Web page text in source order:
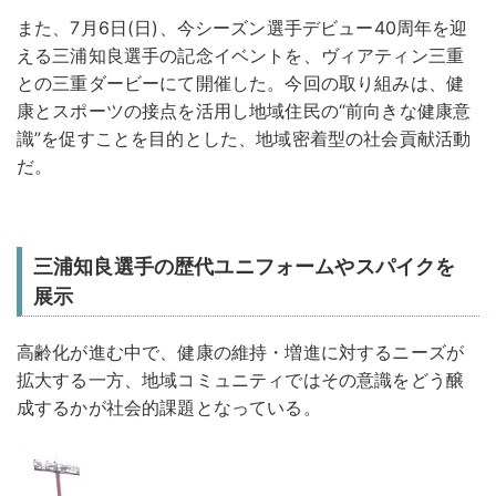
また、7月6日(日)、今シーズン選手デビュー40周年を迎
える三浦知良選手の記念イベントを、ヴィアティン三重
との三重ダービーにて開催した。今回の取り組みは、健
康とスポーツの接点を活用し地域住民の“前向きな健康意
識”を促すことを目的とした、地域密着型の社会貢献活動
だ。
三浦知良選手の歴代ユニフォームやスパイクを
展示
高齢化が進む中で、健康の維持・増進に対するニーズが
拡大する一方、地域コミュニティではその意識をどう醸
成するかが社会的課題となっている。